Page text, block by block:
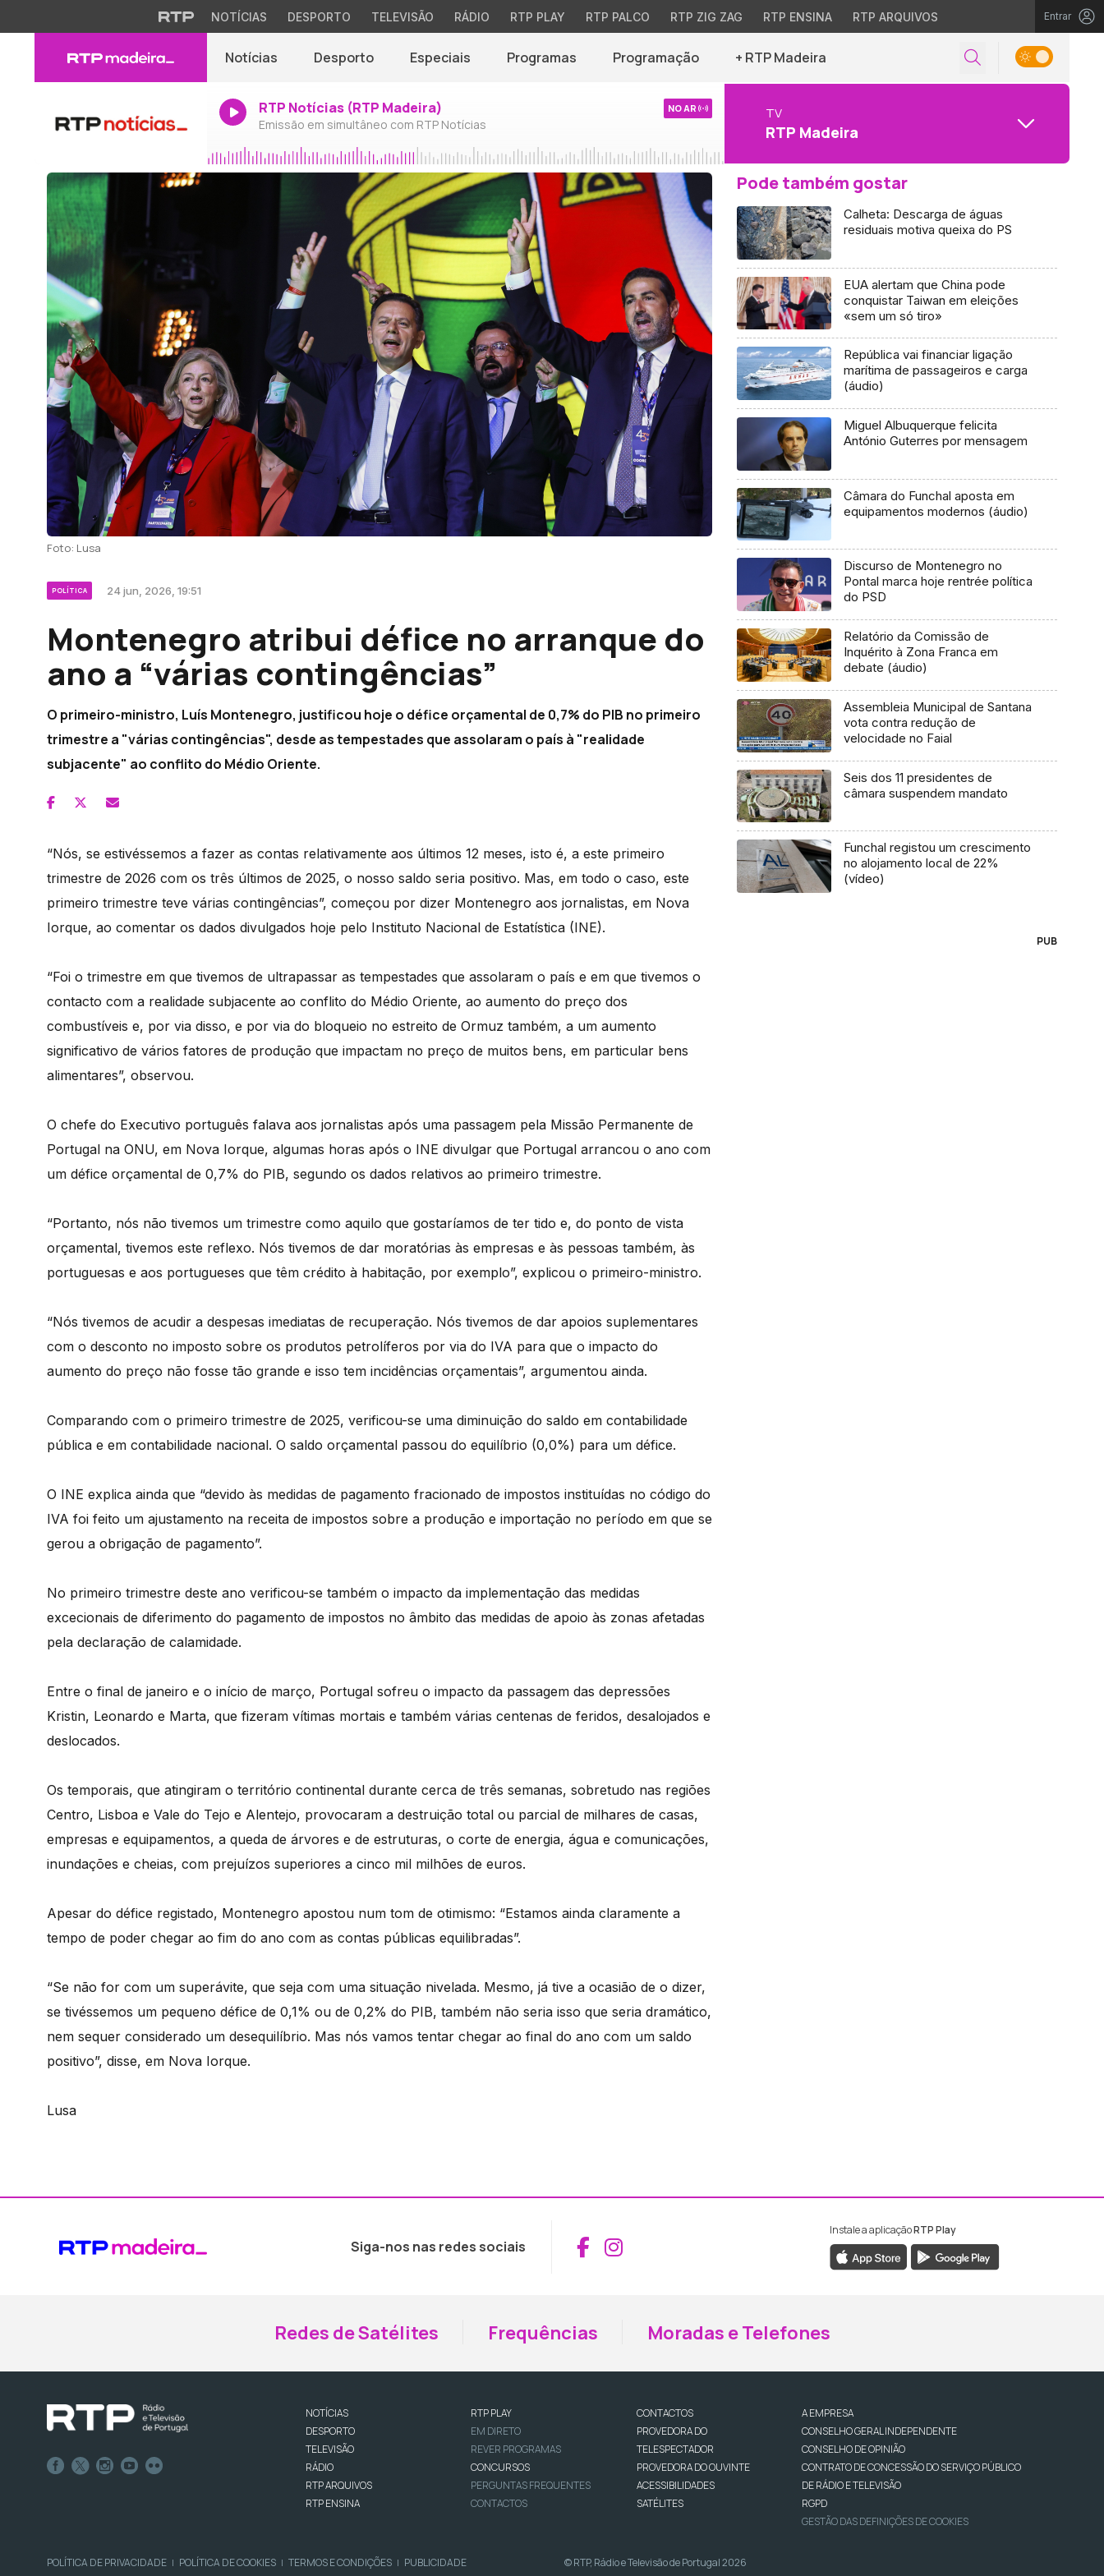
NOTÍCIAS DESPORTO TELEVISÃO RÁDIO RTP PLAY RTP PALCO RTP ZIG ZAG RTP ENSINA RTP ARQUIVOS Entrar
Notícias Desporto Especiais Programas Programação + RTP Madeira
RTP Notícias (RTP Madeira)
Emissão em simultâneo com RTP Notícias
NO AR TV
RTP Madeira
Foto: Lusa
POLÍTICA 24 jun, 2026, 19:51
Montenegro atribui défice no arranque do
ano a “várias contingências”
O primeiro-ministro, Luís Montenegro, justificou hoje o défice orçamental de 0,7% do PIB no primeiro
trimestre a "várias contingências", desde as tempestades que assolaram o país à "realidade
subjacente" ao conflito do Médio Oriente.
“Nós, se estivéssemos a fazer as contas relativamente aos últimos 12 meses, isto é, a este primeiro
trimestre de 2026 com os três últimos de 2025, o nosso saldo seria positivo. Mas, em todo o caso, este
primeiro trimestre teve várias contingências”, começou por dizer Montenegro aos jornalistas, em Nova
Iorque, ao comentar os dados divulgados hoje pelo Instituto Nacional de Estatística (INE).
“Foi o trimestre em que tivemos de ultrapassar as tempestades que assolaram o país e em que tivemos o
contacto com a realidade subjacente ao conflito do Médio Oriente, ao aumento do preço dos
combustíveis e, por via disso, e por via do bloqueio no estreito de Ormuz também, a um aumento
significativo de vários fatores de produção que impactam no preço de muitos bens, em particular bens
alimentares”, observou.
O chefe do Executivo português falava aos jornalistas após uma passagem pela Missão Permanente de
Portugal na ONU, em Nova Iorque, algumas horas após o INE divulgar que Portugal arrancou o ano com
um défice orçamental de 0,7% do PIB, segundo os dados relativos ao primeiro trimestre.
“Portanto, nós não tivemos um trimestre como aquilo que gostaríamos de ter tido e, do ponto de vista
orçamental, tivemos este reflexo. Nós tivemos de dar moratórias às empresas e às pessoas também, às
portuguesas e aos portugueses que têm crédito à habitação, por exemplo”, explicou o primeiro-ministro.
“Nós tivemos de acudir a despesas imediatas de recuperação. Nós tivemos de dar apoios suplementares
com o desconto no imposto sobre os produtos petrolíferos por via do IVA para que o impacto do
aumento do preço não fosse tão grande e isso tem incidências orçamentais”, argumentou ainda.
Comparando com o primeiro trimestre de 2025, verificou-se uma diminuição do saldo em contabilidade
pública e em contabilidade nacional. O saldo orçamental passou do equilíbrio (0,0%) para um défice.
O INE explica ainda que “devido às medidas de pagamento fracionado de impostos instituídas no código do
IVA foi feito um ajustamento na receita de impostos sobre a produção e importação no período em que se
gerou a obrigação de pagamento”.
No primeiro trimestre deste ano verificou-se também o impacto da implementação das medidas
excecionais de diferimento do pagamento de impostos no âmbito das medidas de apoio às zonas afetadas
pela declaração de calamidade.
Entre o final de janeiro e o início de março, Portugal sofreu o impacto da passagem das depressões
Kristin, Leonardo e Marta, que fizeram vítimas mortais e também várias centenas de feridos, desalojados e
deslocados.
Os temporais, que atingiram o território continental durante cerca de três semanas, sobretudo nas regiões
Centro, Lisboa e Vale do Tejo e Alentejo, provocaram a destruição total ou parcial de milhares de casas,
empresas e equipamentos, a queda de árvores e de estruturas, o corte de energia, água e comunicações,
inundações e cheias, com prejuízos superiores a cinco mil milhões de euros.
Apesar do défice registado, Montenegro apostou num tom de otimismo: “Estamos ainda claramente a
tempo de poder chegar ao fim do ano com as contas públicas equilibradas”.
“Se não for com um superávite, que seja com uma situação nivelada. Mesmo, já tive a ocasião de o dizer,
se tivéssemos um pequeno défice de 0,1% ou de 0,2% do PIB, também não seria isso que seria dramático,
nem sequer considerado um desequilíbrio. Mas nós vamos tentar chegar ao final do ano com um saldo
positivo”, disse, em Nova Iorque.
Lusa
Pode também gostar
Calheta: Descarga de águas
residuais motiva queixa do PS
EUA alertam que China pode
conquistar Taiwan em eleições
«sem um só tiro»
República vai financiar ligação
marítima de passageiros e carga
(áudio)
Miguel Albuquerque felicita
António Guterres por mensagem
Câmara do Funchal aposta em
equipamentos modernos (áudio)
Discurso de Montenegro no
Pontal marca hoje rentrée política
do PSD
Relatório da Comissão de
Inquérito à Zona Franca em
debate (áudio)
Assembleia Municipal de Santana
vota contra redução de
velocidade no Faial
Seis dos 11 presidentes de
câmara suspendem mandato
Funchal registou um crescimento
no alojamento local de 22%
(vídeo)
PUB
Siga-nos nas redes sociais Aceder ao Facebook da RTP Madeira
Aceder ao Instagram da RTP Madeira
Instale a aplicaçãoRTP Play
Redes de Satélites Frequências Moradas e Telefones
NOTÍCIAS
DESPORTO
TELEVISÃO
RÁDIO
RTP ARQUIVOS
RTP ENSINA
RTP PLAY
EM DIRETO
REVER PROGRAMAS
CONCURSOS
PERGUNTAS FREQUENTES
CONTACTOS
CONTACTOS
PROVEDORA DO
TELESPECTADOR
PROVEDORA DO OUVINTE
ACESSIBILIDADES
SATÉLITES
A EMPRESA
CONSELHO GERAL INDEPENDENTE
CONSELHO DE OPINIÃO
CONTRATO DE CONCESSÃO DO SERVIÇO PÚBLICO
DE RÁDIO E TELEVISÃO
RGPD
GESTÃO DAS DEFINIÇÕES DE COOKIES
POLÍTICA DE PRIVACIDADE | POLÍTICA DE COOKIES | TERMOS E CONDIÇÕES | PUBLICIDADE © RTP, Rádio e Televisão de Portugal 2026